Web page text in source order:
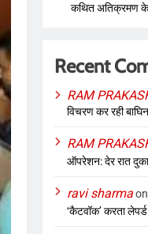
कथित अतिक्रमण के
Recent
RAM
विचरण कर रही बाघिन
RAM
ऑपरेशन: देर रात
ravi sharma
‘कैटवॉक’ करता लेपर्ड